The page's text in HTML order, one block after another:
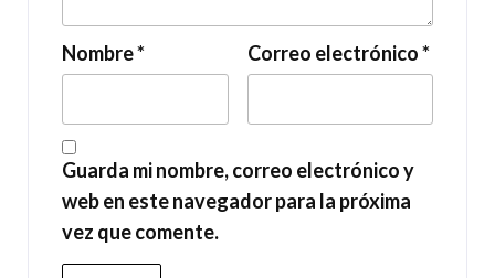
Nombre* Correo electrónico*
Guarda mi nombre, correo electrónico y
web en este navegador para la próxima
vez que comente.